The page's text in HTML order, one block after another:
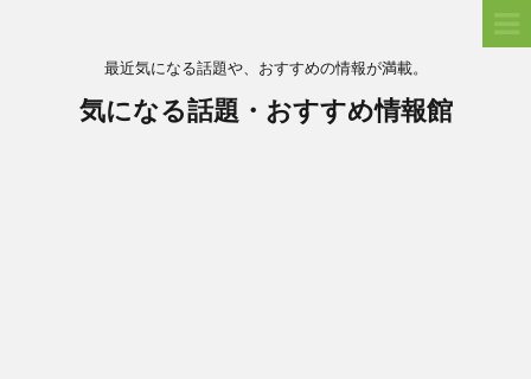
最近気になる話題や、おすすめの情報が満載。
気になる話題・おすすめ情報館